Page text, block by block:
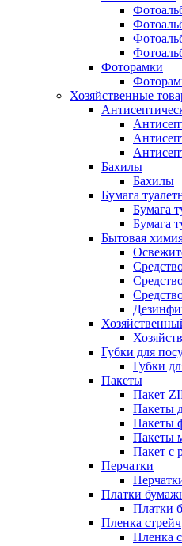
Фоторамки
Хозяйственные
Бахилы
Бахилы
Бумага
Бумага
Бумага
Бытовая
Губки для
Губки
Пакеты
Пакет
Пакеты
Пакеты
Пакеты
Пакет с
Перчатки
Платки
Платки
Пленка стрейч
Пленка